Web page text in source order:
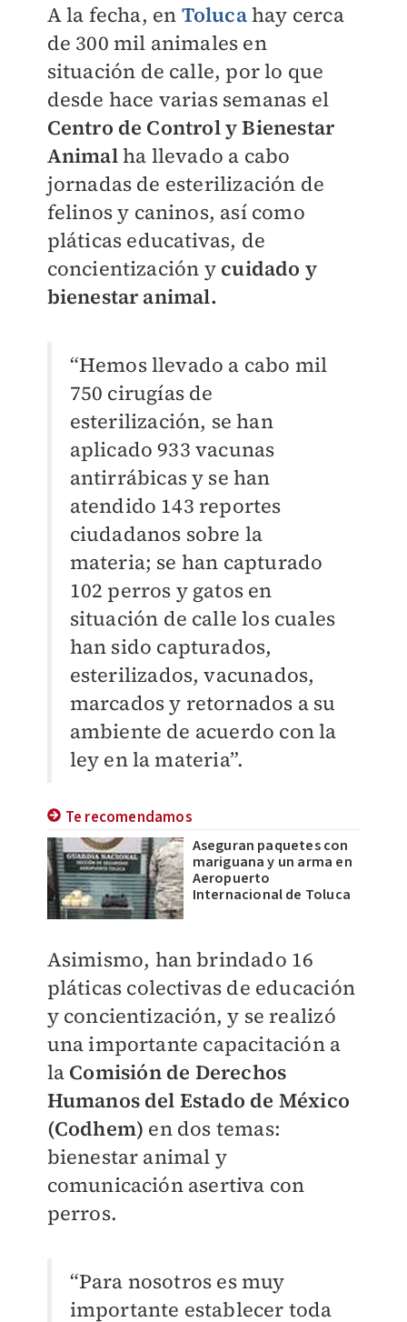
A la fecha, en Tolucahay cerca
de 300 mil animales en
situación de calle, por lo que
desde hace varias semanas el
Centro de Control y Bienestar
Animalha llevado a cabo
jornadas de esterilización de
felinos y caninos, así como
pláticas educativas, de
concientización y cuidado y
bienestar animal.
“Hemos llevado a cabo mil
750 cirugías de
esterilización, se han
aplicado 933 vacunas
antirrábicas y se han
atendido 143 reportes
ciudadanos sobre la
materia; se han capturado
102 perros y gatos en
situación de calle los cuales
han sido capturados,
esterilizados, vacunados,
marcados y retornados a su
ambiente de acuerdo con la
ley en la materia”.
Te recomendamos
Aseguran paquetes con
mariguana y un arma en
Aeropuerto
Internacional de Toluca
Asimismo, han brindado 16
pláticas colectivas de educación
y concientización, y se realizó
una importante capacitación a
la Comisión de Derechos
Humanos del Estado de México
(Codhem) en dos temas:
bienestar animal y
comunicación asertiva con
perros.
“Para nosotros es muy
importante establecer toda